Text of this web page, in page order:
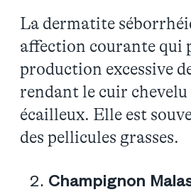
La dermatite
affection courante qui
production excessive
rendant le cuir chevelu
écailleux. Elle est
des pellicules grasses.
Champignon